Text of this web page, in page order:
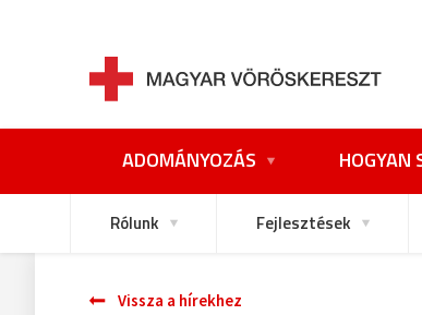
ADOMÁNYOZÁS HOGYAN
Rólunk Fejlesztések
Vissza a hírekhez